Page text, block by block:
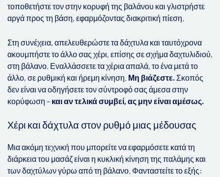
τοποθετήστε τον στην κορυφή της βαλάνου και γλιστρήστε
αργά προς τη βάση, εφαρμόζοντας διακριτική πίεση.
Στη συνέχεια, απελευθερώστε τα δάχτυλα και ταυτόχρονα
ακουμπήστε το άλλο σας χέρι, επίσης σε σχήμα δαχτυλιδιού,
στη βάλανο. Εναλλάσσετε τα χέρια απαλά, το ένα μετά το
άλλο, σε ρυθμική και ήρεμη κίνηση. Μη βιάζεστε. Σκοπός
δεν είναι να οδηγήσετε τον σύντροφό σας άμεσα στην
κορύφωση – και αν τελικά συμβεί, ας μην είναι αμέσως.
Χέρι και δάχτυλα στον ρυθμό μιας μέδουσας
Μια ακόμη τεχνική που μπορείτε να εφαρμόσετε κατά τη
διάρκεια του μασάζ είναι η κυκλική κίνηση της παλάμης και
των δαχτύλων γύρω από τη βάλανο. Φανταστείτε το εξής: